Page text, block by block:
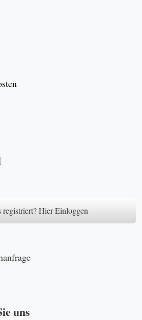
Hier Einloggen
uns